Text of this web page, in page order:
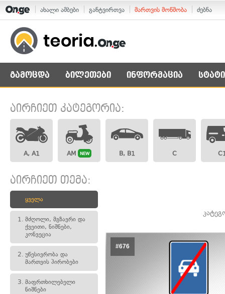
ახალი ამბები განტვირთვა მართვის მოწმობა ძებნა
გამოცდა ბილეთები ინფორმაცია
აირჩიეთ კატეგორია:
A, A1 AM NEW B, B1 C
აირჩიეთ თემა:
ყველა
1. მძღოლი, მგზავრი და
ქვეითი, ნიშნები,
კონვეცია
2. უწესივრობა და
მართვის პირობები
3. მაფრთხილებელი
ნიშნები
#676